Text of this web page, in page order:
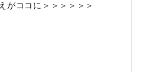
がココに＞＞＞＞＞＞